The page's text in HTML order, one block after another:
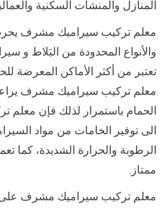
المنازل والمنشآت السكنية
معلم تركيب سيراميك مشرف
والأنواع المحدودة من البَلاط و
تعتبر من أكثر الأماكن المعرضة
معلم تركيب سيراميك مشرف
الحمام باستمرار لذلك فإن
الى توفير الخامات من مواد
الرطوبة والحرارة الشديدة، كما
ممتاز.
معلم تركيب سيراميك مشرف على